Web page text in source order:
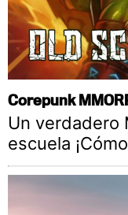
Corepunk
Un verdadero
escuela